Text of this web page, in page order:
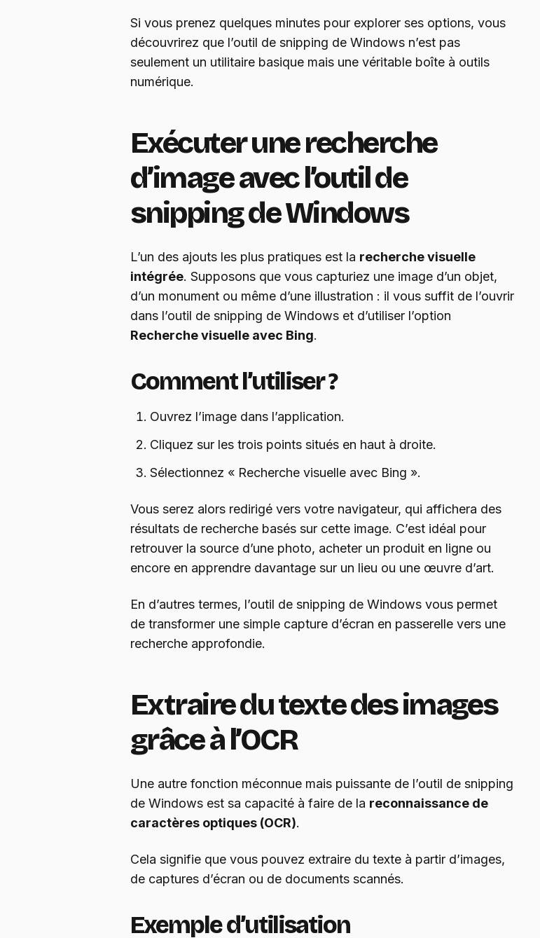
Si vous prenez quelques minutes pour explorer ses options, vous
découvrirez que l’outil de snipping de Windows n’est pas
seulement un utilitaire basique mais une véritable boîte à outils
numérique.
Exécuter une recherche
d’image avec l’outil de
snipping de Windows
L’un des ajouts les plus pratiques est la recherche visuelle
intégrée. Supposons que vous capturiez une image d’un objet,
d’un monument ou même d’une illustration : il vous suffit de l’ouvrir
dans l’outil de snipping de Windows et d’utiliser l’option
Recherche visuelle avec Bing.
Comment l’utiliser ?
Ouvrez l’image dans l’application.
Cliquez sur les trois points situés en haut à droite.
Sélectionnez « Recherche visuelle avec Bing ».
Vous serez alors redirigé vers votre navigateur, qui affichera des
résultats de recherche basés sur cette image. C’est idéal pour
retrouver la source d’une photo, acheter un produit en ligne ou
encore en apprendre davantage sur un lieu ou une œuvre d’art.
En d’autres termes, l’outil de snipping de Windows vous permet
de transformer une simple capture d’écran en passerelle vers une
recherche approfondie.
Extraire du texte des images
grâce à l’OCR
Une autre fonction méconnue mais puissante de l’outil de snipping
de Windows est sa capacité à faire de la reconnaissance de
caractères optiques (OCR).
Cela signifie que vous pouvez extraire du texte à partir d’images,
de captures d’écran ou de documents scannés.
Exemple d’utilisation